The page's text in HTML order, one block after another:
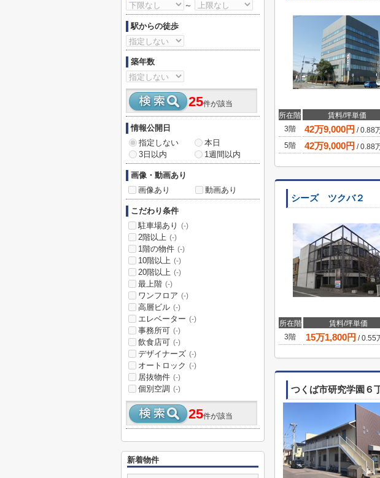
所在階 賃料/坪単価
3階
42万9,000円 /0.88
5階
42万9,000円 /0.88
シーズ ツクバ２
所在階 賃料/坪単価
3階
15万1,800円 /0.55
つくば市研究学園６
～
駅からの徒歩
築年数
25件が該当
情報公開日
指定しない
本日
3日以内
1週間以内
画像・動画あり
画像あり
動画あり
こだわり条件
駐車場あり
(-)
2階以上 (-)
1階の物件 (-)
10階以上 (-)
20階以上 (-)
最上階 (-)
ワンフロア (-)
高層ビル (-)
エレベーター (-)
事務所可 (-)
飲食店可 (-)
デザイナーズ (-)
オートロック (-)
居抜物件 (-)
個別空調 (-)
25件が該当
新着物件